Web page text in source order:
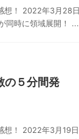
想！ 2022年3月28日
同時に領域展開！ ...
の５分間発
！ 2022年3月19日